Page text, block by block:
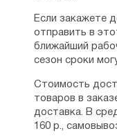
Если закажете
отправить в
ближайший
сезон сроки
Стоимость
товаров в
доставка. В
160 р.,